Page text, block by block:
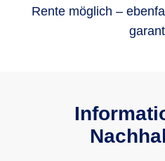
Rente möglich –